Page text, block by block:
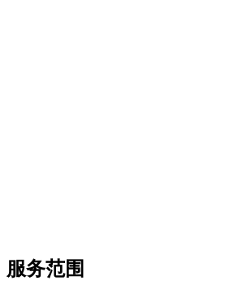
服务范围